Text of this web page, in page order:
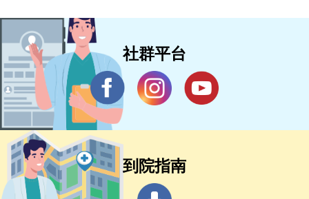
社群平台
到院指南